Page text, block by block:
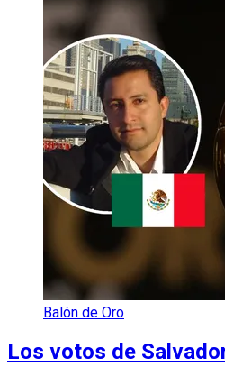
Balón de Oro
Los votos de